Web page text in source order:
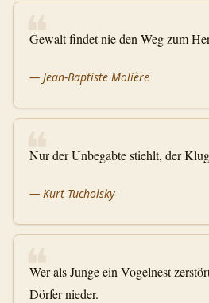
❝
Gewalt findet nie den Weg zum
— Jean-Baptiste Molière
❝
Nur der Unbegabte stiehlt, der
— Kurt Tucholsky
❝
Wer als Junge ein Vogelnest
Dörfer nieder.